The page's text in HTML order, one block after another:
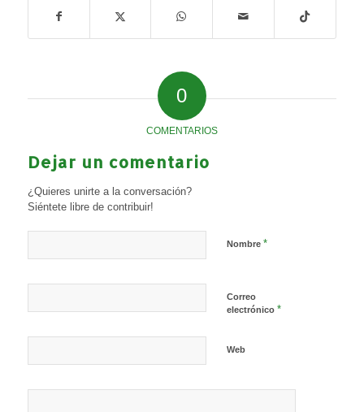
0
COMENTARIOS
Dejar un comentario
¿Quieres unirte a la conversación?
Siéntete libre de contribuir!
Nombre *
Correo
electrónico *
Web